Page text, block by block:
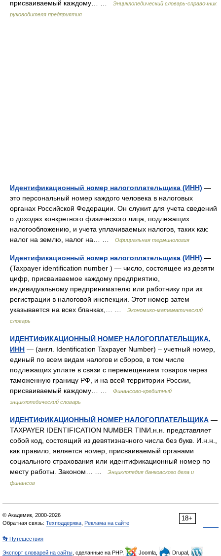
присваиваемый каждому… …
Энциклопедический словарь-справочник
руководителя предприятия
Идентификационный номер налогоплательщика (ИНН) —
это персональный номер каждого человека в налоговых
органах Российской Федерации. Он служит для учета сведений
о доходах конкретного физического лица, подлежащих
налогообложению, и учета уплачиваемых налогов, таких как:
налог на землю, налог на… …
Официальная терминология
Идентификационный номер налогоплательщика (ИНН) —
(Taxpayer identification number ) — число, состоящее из девяти
цифр, присваиваемое каждому предприятию,
индивидуальному предпринимателю или работнику при их
регистрации в налоговой инспекции. Этот номер затем
указывается на всех бланках,… …
Экономико-математический
словарь
ИДЕНТИФИКАЦИОННЫЙ НОМЕР НАЛОГОПЛАТЕЛЬЩИКА,
ИНН — (англ. Identification Taxpayer Number) – учетный номер,
единый по всем видам налогов и сборов, в том числе
подлежащих уплате в связи с перемещением товаров через
таможенную границу РФ, и на всей территории России,
присваиваемый каждому… …
Финансово-кредитный
энциклопедический словарь
ИДЕНТИФИКАЦИОННЫЙ НОМЕР НАЛОГОПЛАТЕЛЬЩИКА —
TAXPAYER IDENTIFICATION NUMBER TINИ.н.н. представляет
собой код, состоящий из девятизначного числа без букв. И.н.н.,
как правило, является номер, присваиваемый органами
социального страхования или идентификационный номер по
месту работы. Законом… …
Энциклопедия банковского дела и
финансов
18+
© Академик, 2000-2026
Обратная связь: Техподдержка Реклама на сайте
👣 Путешествия
Экспорт словарей на сайты , сделанные на PHP, Joomla,
Drupal,